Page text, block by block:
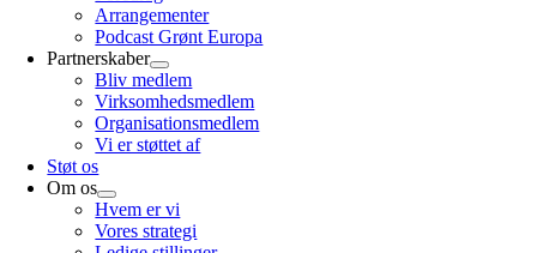
Arrangementer
Podcast Grønt Europa
Partnerskaber
Bliv medlem
Virksomhedsmedlem
Organisationsmedlem
Vi er støttet af
Støt os
Om os
Hvem er vi
Vores strategi